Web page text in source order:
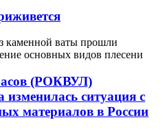
каменной ваты прошли
основных видов плесени
(РОКВУЛ)
изменилась ситуация с
материалов в России